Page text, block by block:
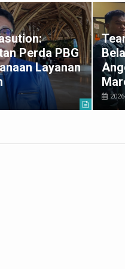
Perda PBG
Layanan